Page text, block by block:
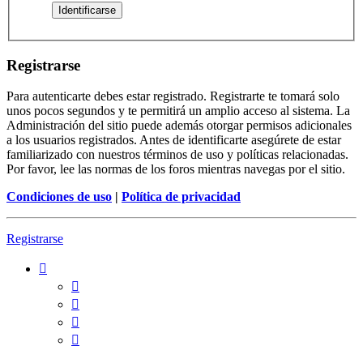
Registrarse
Para autenticarte debes estar registrado. Registrarte te tomará solo
unos pocos segundos y te permitirá un amplio acceso al sistema. La
Administración del sitio puede además otorgar permisos adicionales
a los usuarios registrados. Antes de identificarte asegúrete de estar
familiarizado con nuestros términos de uso y políticas relacionadas.
Por favor, lee las normas de los foros mientras navegas por el sitio.
Condiciones de uso | Política de privacidad
Registrarse